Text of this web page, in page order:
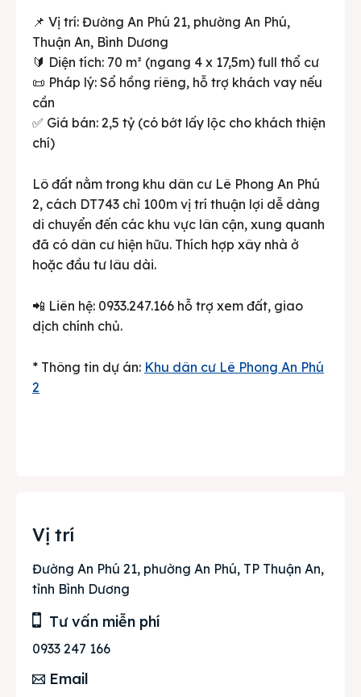
📌 Vị trí: Đường An Phú 21, phường An Phú,
Thuận An, Bình Dương
🔰 Diện tích: 70 m² (ngang 4 x 17,5m) full thổ cư
📜 Pháp lý: Sổ hồng riêng, hỗ trợ khách vay nếu
cần
✅ Giá bán: 2,5 tỷ (có bớt lấy lộc cho khách thiện
chí)
Lô đất nằm trong khu dân cư Lê Phong An Phú
2, cách DT743 chỉ 100m vị trí thuận lợi dễ dàng
di chuyển đến các khu vực lân cận, xung quanh
đã có dân cư hiện hữu. Thích hợp xây nhà ở
hoặc đầu tư lâu dài.
📲 Liên hệ: 0933.247.166 hỗ trợ xem đất, giao
dịch chính chủ.
* Thông tin dự án: Khu dân cư Lê Phong An Phú
2
Vị trí
Đường An Phú 21, phường An Phú, TP Thuận An,
tỉnh Bình Dương
Tư vấn miễn phí
0933 247 166
Email